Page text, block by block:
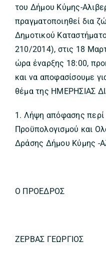
του Δήμου Κύμης-
πραγματοποιηθεί δια
Δημοτικού
210/2014), στις 18
ώρα έναρξης 18:00,
και να αποφασίσουμε
θέμα της ΗΜΕΡΗΣΙΑΣ
1. Λήψη απόφασης περί
Προϋπολογισμού και
Δράσης Δήμου Κύμης -
Ο ΠΡΟΕΔΡΟΣ
ΖΕΡΒΑΣ ΓΕΩΡΓΙΟΣ